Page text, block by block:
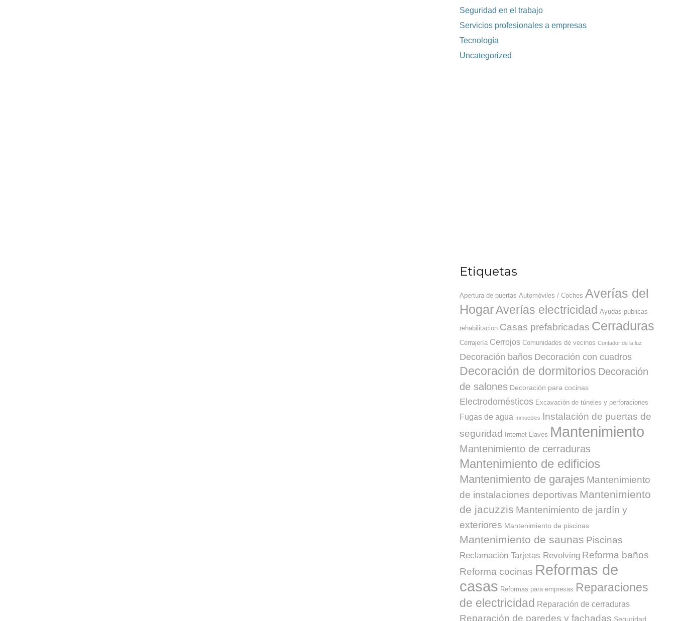
Seguridad en el trabajo
Servicios profesionales a empresas
Tecnología
Uncategorized
Etiquetas
Apertura de puertas Automóviles / Coches Averías del
HogarAverías electricidad Ayudas publicas
rehabilitacion Casas prefabricadas Cerraduras
Cerrajería Cerrojos Comunidades de vecinos Contador de la luz
Decoración baños Decoración con cuadros
Decoración de dormitorios Decoración
de salones Decoración para cocinas
Electrodomésticos Excavación de túneles y perforaciones
Fugas de agua Inmuebles Instalación de puertas de
seguridad
Internet Llaves Mantenimiento
Mantenimiento de cerraduras
Mantenimiento de edificios
Mantenimiento de garajes Mantenimiento
de instalaciones deportivas Mantenimiento
de jacuzzis Mantenimiento de jardín y
exteriores Mantenimiento de piscinas
Mantenimiento de saunas Piscinas
Reclamación Tarjetas Revolving Reforma baños
Reforma cocinas Reformas de
casas Reformas para empresas Reparaciones
de electricidad Reparación de cerraduras
Reparación de paredes y fachadas Seguridad